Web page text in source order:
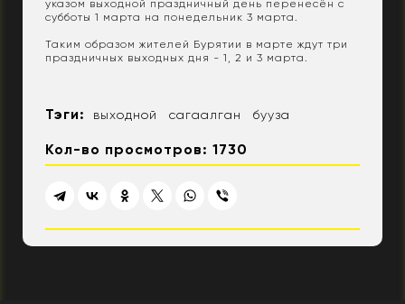
указом выходной праздничный день перенесён с
субботы 1 марта на понедельник 3 марта.
Таким образом жителей Бурятии в марте ждут три
праздничных выходных дня - 1, 2 и 3 марта.
Тэги: выходной сагаалган бууза
Кол-во просмотров: 1730